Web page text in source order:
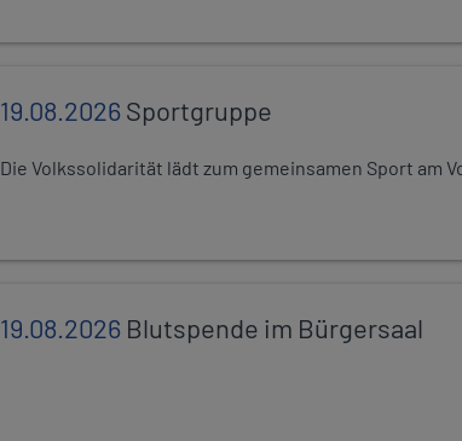
19.08.2026Sportgruppe
Die Volkssolidarität lädt zum gemeinsamen Sport am
19.08.2026 Blutspende im Bürgersaal